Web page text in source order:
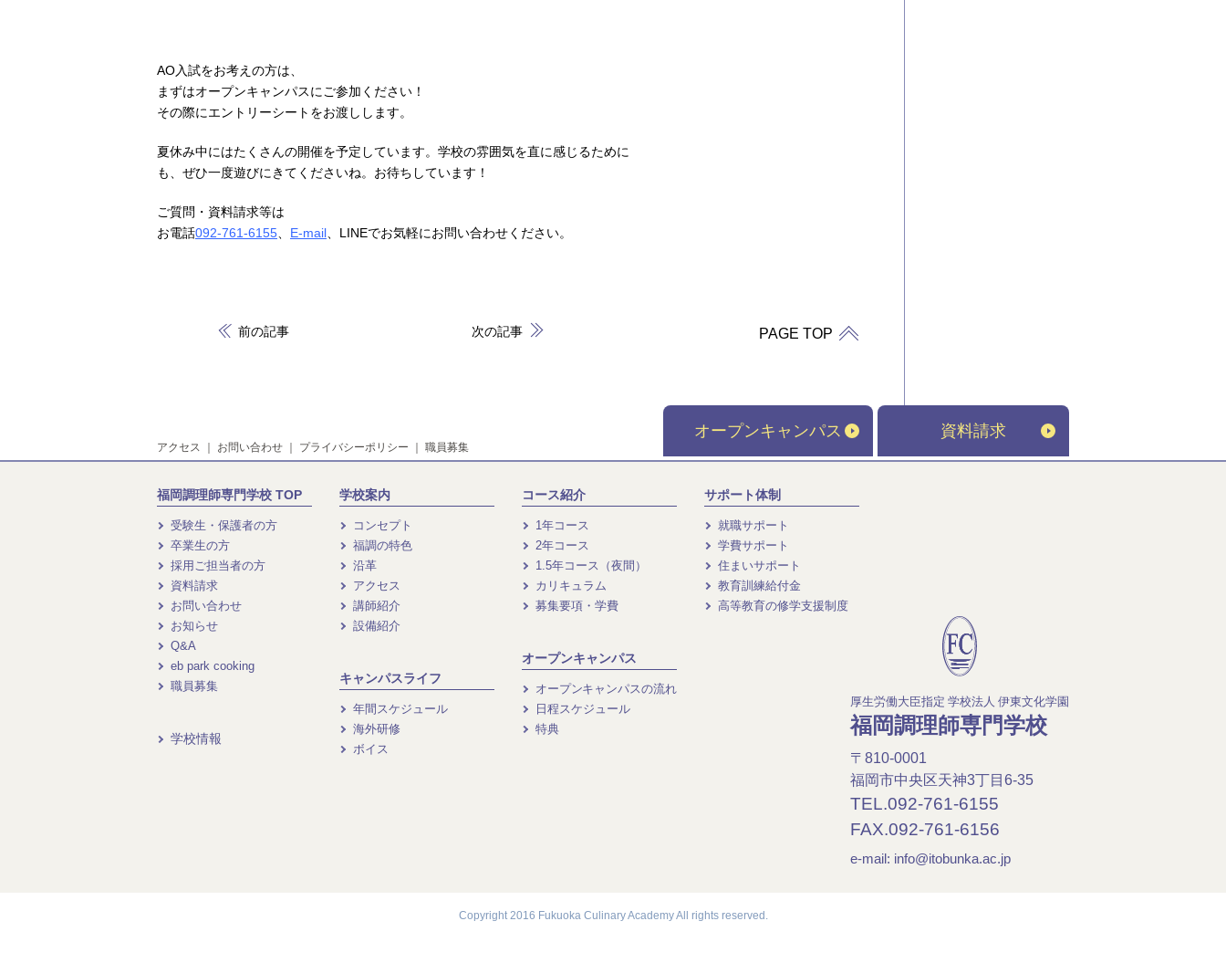
AO入試をお考えの方は、
まずはオープンキャンパスにご参加ください！
その際にエントリーシートをお渡しします。
夏休み中にはたくさんの開催を予定しています。学校の雰囲気を直に感じるために
も、ぜひ一度遊びにきてくださいね。お待ちしています！
ご質問・資料請求等は
お電話092-761-6155 E-mail 、LINEでお気軽にお問い合わせください。
前の記事 次の記事 PAGE TOP
アクセス ｜ お問い合わせ ｜ プライバシーポリシー ｜ 職員募集
オープンキャンパス 資料請求
福岡調理師専門学校 TOP
受験生・保護者の方
卒業生の方
採用ご担当者の方
資料請求
お問い合わせ
お知らせ
Q&A
eb park cooking
職員募集
学校情報
学校案内
コンセプト
福調の特色
沿革
アクセス
講師紹介
設備紹介
キャンパスライフ
年間スケジュール
海外研修
ボイス
コース紹介
1年コース
2年コース
1.5年コース（夜間）
カリキュラム
募集要項・学費
オープンキャンパス
オープンキャンパスの流れ
日程スケジュール
特典
サポート体制
就職サポート
学費サポート
住まいサポート
教育訓練給付金
高等教育の修学支援制度
厚生労働大臣指定 学校法人 伊東文化学園
福岡調理師専門学校
〒810-0001
福岡市中央区天神3丁目6-35
TEL.092-761-6155
FAX.092-761-6156
e-mail: info@itobunka.ac.jp
Copyright 2016 Fukuoka Culinary Academy All rights reserved.